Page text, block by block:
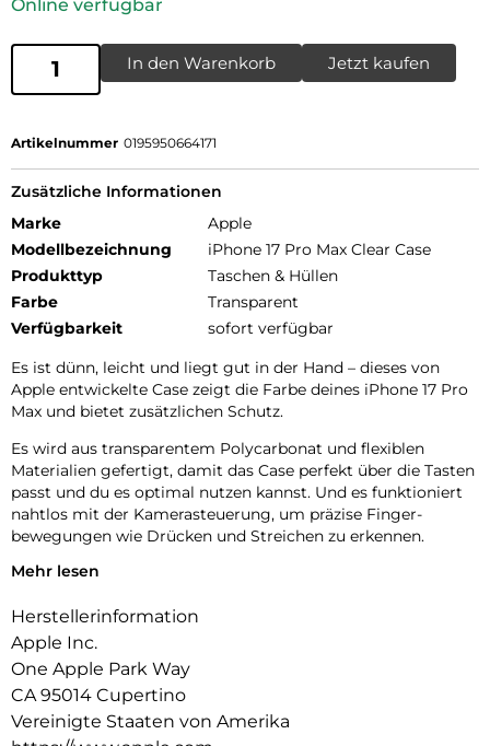
Online verfügbar
In den Warenkorb Jetzt kaufen
Artikelnummer 0195950664171
Zusätzliche Informationen
Marke
Apple
Modellbezeichnung
iPhone 17 Pro Max Clear Case
Produkttyp
Taschen & Hüllen
Farbe
Transparent
Verfügbarkeit
sofort verfügbar
Es ist dünn, leicht und liegt gut in der Hand – dieses von
Apple entwickelte Case zeigt die Farbe deines iPhone 17 Pro
Max und bietet zusätzlichen Schutz.
Es wird aus transparentem Polycarbonat und flexiblen
Materialien gefertigt, damit das Case perfekt über die Tasten
passt und du es optimal nutzen kannst. Und es funktioniert
nahtlos mit der Kamera­steuerung, um präzise Finger­
bewegungen wie Drücken und Streichen zu erkennen.
Innen‑ und Außenseite sind mit einer kratzfesten
Beschichtungen wurden optimiert, um zu verhindern, dass
das Case mit der Zeit vergilbt.
Mit integrierten Magneten, die sich perfekt am iPhone 17 Pro
Max ausrichten, hält das Case ganz einfach und sorgt für
schnelleres kabelloses Laden. Lass dein iPhone beim Laden
einfach im Case und docke dein MagSafe Ladegerät an. Oder
Mehr lesen
Herstellerinformation
Apple Inc.
One Apple Park Way
CA 95014 Cupertino
Vereinigte Staaten von Amerika